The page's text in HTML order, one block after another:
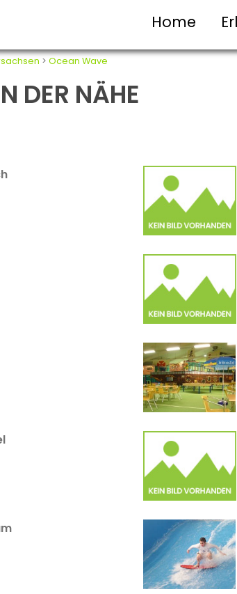
Home
> Ocean Wave
DER NÄHE